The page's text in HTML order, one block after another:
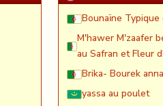
Bounaïne Typique
M'hawer M'zaafer
au Safran et Fleur
Brika- Bourek
yassa au poulet